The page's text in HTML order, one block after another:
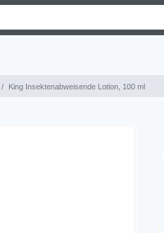
King Insektenabweisende Lotion, 100 ml